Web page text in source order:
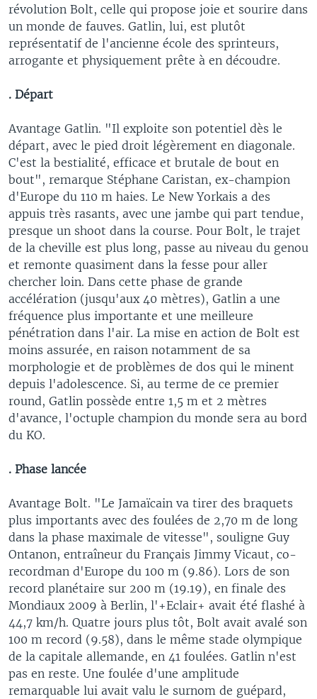
révolution Bolt, celle qui propose joie et sourire dans
un monde de fauves. Gatlin, lui, est plutôt
représentatif de l'ancienne école des sprinteurs,
arrogante et physiquement prête à en découdre.
. Départ
Avantage Gatlin. "Il exploite son potentiel dès le
départ, avec le pied droit légèrement en diagonale.
C'est la bestialité, efficace et brutale de bout en
bout", remarque Stéphane Caristan, ex-champion
d'Europe du 110 m haies. Le New Yorkais a des
appuis très rasants, avec une jambe qui part tendue,
presque un shoot dans la course. Pour Bolt, le trajet
de la cheville est plus long, passe au niveau du genou
et remonte quasiment dans la fesse pour aller
chercher loin. Dans cette phase de grande
accélération (jusqu'aux 40 mètres), Gatlin a une
fréquence plus importante et une meilleure
pénétration dans l'air. La mise en action de Bolt est
moins assurée, en raison notamment de sa
morphologie et de problèmes de dos qui le minent
depuis l'adolescence. Si, au terme de ce premier
round, Gatlin possède entre 1,5 m et 2 mètres
d'avance, l'octuple champion du monde sera au bord
du KO.
. Phase lancée
Avantage Bolt. "Le Jamaïcain va tirer des braquets
plus importants avec des foulées de 2,70 m de long
dans la phase maximale de vitesse", souligne Guy
Ontanon, entraîneur du Français Jimmy Vicaut, co-
recordman d'Europe du 100 m (9.86). Lors de son
record planétaire sur 200 m (19.19), en finale des
Mondiaux 2009 à Berlin, l'+Eclair+ avait été flashé à
44,7 km/h. Quatre jours plus tôt, Bolt avait avalé son
100 m record (9.58), dans le même stade olympique
de la capitale allemande, en 41 foulées. Gatlin n'est
pas en reste. Une foulée d'une amplitude
remarquable lui avait valu le surnom de guépard,